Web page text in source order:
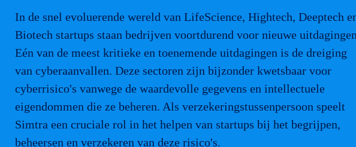
In de snel evoluerende wereld van LifeScience, Hightech, Deeptech
Biotech startups staan bedrijven voortdurend voor nieuwe
Eén van de meest kritieke en toenemende uitdagingen is de dreiging
van cyberaanvallen. Deze sectoren zijn bijzonder kwetsbaar voor
cyberrisico's vanwege de waardevolle gegevens en intellectuele
eigendommen die ze beheren. Als verzekeringstussenpersoon speelt
Simtra een cruciale rol in het helpen van startups bij het begrijpen,
beheersen en verzekeren van deze risico's.